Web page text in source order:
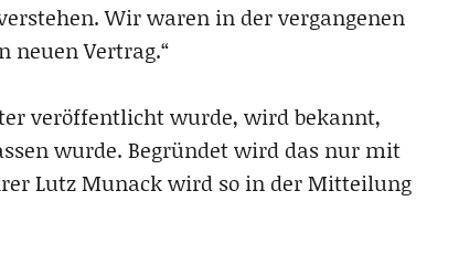
Wir waren in der vergangenen
neuen Vertrag.“
veröffentlicht wurde, wird bekannt,
wurde. Begründet wird das nur mit
Lutz Munack wird so in der Mitteilung